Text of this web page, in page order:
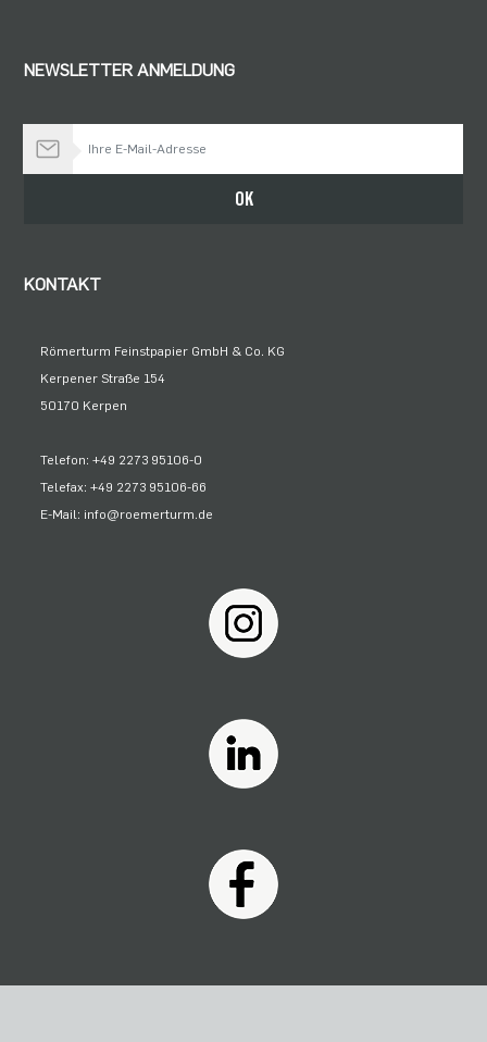
NEWSLETTER ANMELDUNG
OK
KONTAKT
Römerturm Feinstpapier GmbH & Co. KG
Kerpener Straße 154
50170 Kerpen
Telefon: +49 2273 95106-0
Telefax: +49 2273 95106-66
E-Mail: info@roemerturm.de